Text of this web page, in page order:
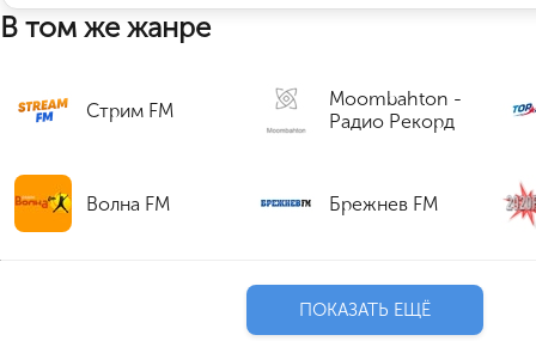
В том же жанре
Стрим FM
Moombahton -
Радио Рекорд
Волна FM Брежнев FM
ПОКАЗАТЬ ЕЩЁ